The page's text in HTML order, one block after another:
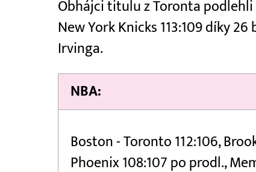
Obhájci titulu z Toronta podlehli
New York Knicks 113:109 díky
Irvinga.
NBA:
Boston - Toronto 112:106,
Phoenix 108:107 po prodl.,